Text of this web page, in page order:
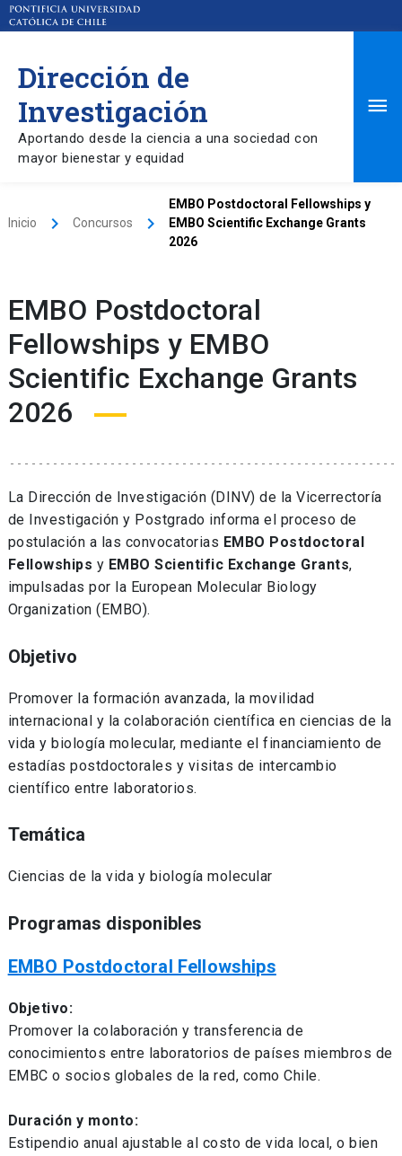
Dirección de
Investigación
Aportando desde la ciencia a una sociedad con
mayor bienestar y equidad
Inicio keyboard_arrow_right Concursos keyboard_arrow_right
EMBO Postdoctoral Fellowships y
EMBO Scientific Exchange Grants
2026
EMBO Postdoctoral
Fellowships y EMBO
Scientific Exchange Grants
2026
La Dirección de Investigación (DINV) de la Vicerrectoría
de Investigación y Postgrado informa el proceso de
postulación a las convocatorias EMBO Postdoctoral
Fellowships y EMBO Scientific Exchange Grants,
impulsadas por la European Molecular Biology
Organization (EMBO).
Objetivo
Promover la formación avanzada, la movilidad
internacional y la colaboración científica en ciencias de la
vida y biología molecular, mediante el financiamiento de
estadías postdoctorales y visitas de intercambio
científico entre laboratorios.
Temática
Ciencias de la vida y biología molecular
Programas disponibles
EMBO Postdoctoral Fellowships
Objetivo:
Promover la colaboración y transferencia de
conocimientos entre laboratorios de países miembros de
EMBC o socios globales de la red, como Chile.
Duración y monto:
Estipendio anual ajustable al costo de vida local, o bien